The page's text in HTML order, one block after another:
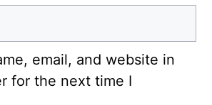
email, and website in
for the next time I